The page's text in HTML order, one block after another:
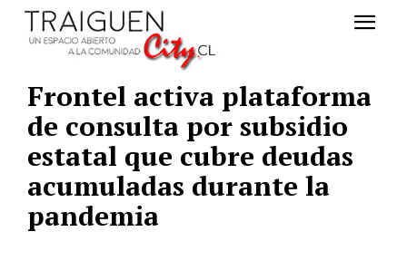
Frontel activa plataforma
de consulta por subsidio
estatal que cubre deudas
acumuladas durante la
pandemia